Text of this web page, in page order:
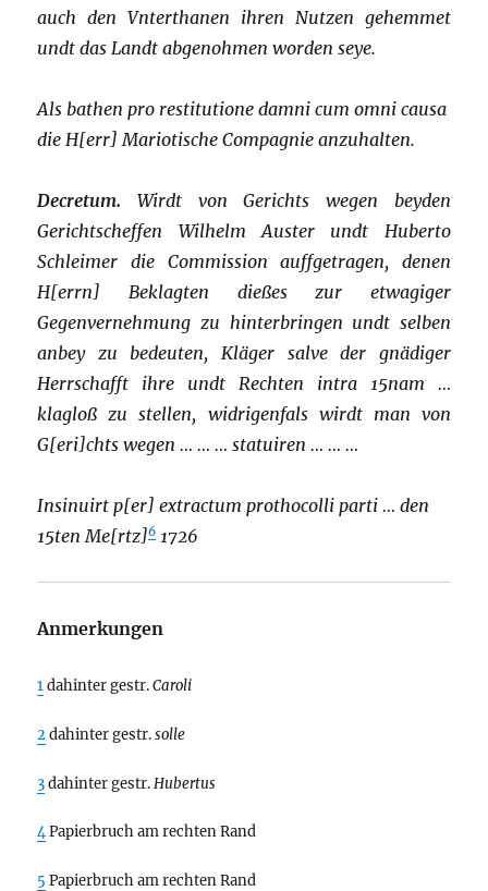
auch den Vnterthanen ihren Nutzen gehemmet
undt das Landt abgenohmen worden seye.
Als bathen pro restitutione damni cum omni causa
die H[err] Mariotische Compagnie anzuhalten.
Decretum. Wirdt von Gerichts wegen beyden
Gerichtscheffen Wilhelm Auster undt Huberto
Schleimer die Commission auffgetragen, denen
H[errn] Beklagten dießes zur etwagiger
Gegenvernehmung zu hinterbringen undt selben
anbey zu bedeuten, Kläger salve der gnädiger
Herrschafft ihre undt Rechten intra 15nam …
klagloß zu stellen, widrigenfals wirdt man von
G[eri]chts wegen … … … statuiren … … …
Insinuirt p[er] extractum prothocolli parti … den
15ten Me[rtz]6 1726
Anmerkungen
1dahinter gestr.Caroli
2dahinter gestr.solle
3dahinter gestr.Hubertus
4Papierbruch am rechten Rand
5 Papierbruch am rechten Rand